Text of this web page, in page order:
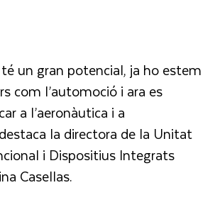
un gran potencial, ja ho estem
com l’automoció i ara es
a l’aeronàutica i a
destaca la directora de la Unitat
i Dispositius Integrats
Casellas.